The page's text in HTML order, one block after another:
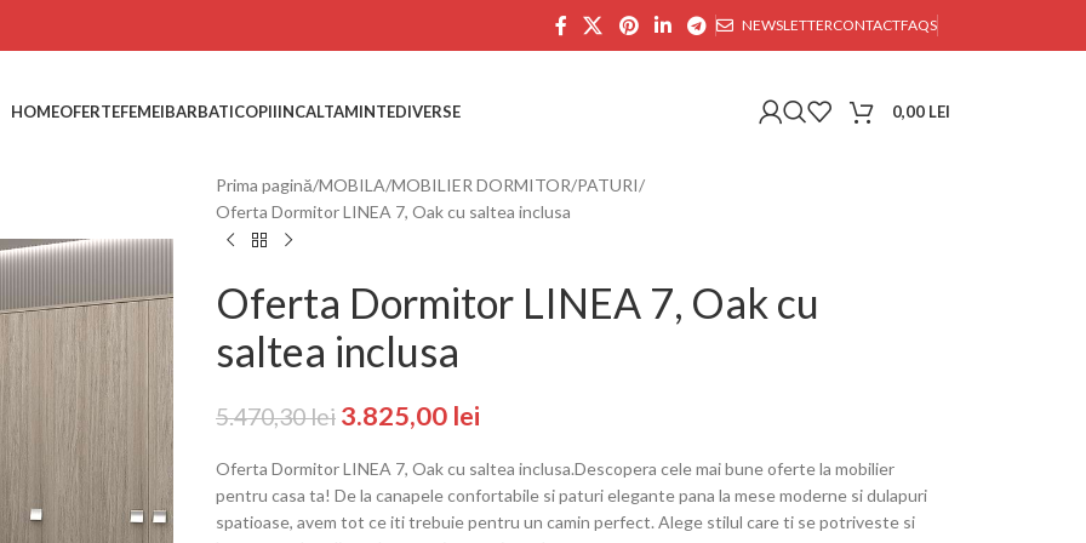
NEWSLETTERCONTACTFAQS
HOMEOFERTEFEMEIBARBATICOPIIINCALTAMINTEDIVERSE 0,00 LEI
Prima pagină MOBILA MOBILIER DORMITOR PATURI
Oferta Dormitor LINEA 7, Oak cu saltea inclusa
Oferta Dormitor LINEA 7, Oak cu
saltea inclusa
5.470,30lei 3.825,00 lei
Oferta Dormitor LINEA 7, Oak cu saltea inclusa.Descopera cele mai bune oferte la mobilier
pentru casa ta! De la canapele confortabile si paturi elegante pana la mese moderne si dulapuri
spatioase, avem tot ce iti trebuie pentru un camin perfect. Alege stilul care ti se potriveste si